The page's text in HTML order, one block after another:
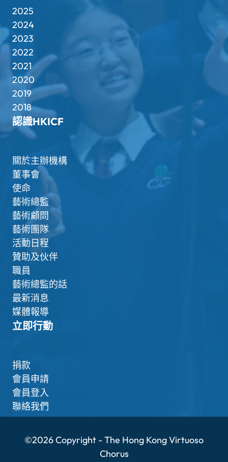
2025
2024
2023
2022
2021
2020
2019
2018
認識HKICF
關於主辦機構
董事會
使命
藝術總監
藝術顧問
藝術團隊
活動日程
贊助及伙伴
職員
藝術總監的話
最新消息
媒體報導
立即行動
捐款
會員申請
會員登入
聯絡我們
©2026 Copyright - The Hong Kong Virtuoso
Chorus